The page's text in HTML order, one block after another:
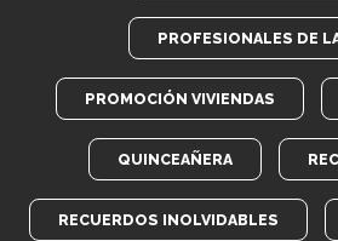
PROFESIONALES DE
PROMOCIÓN VIVIENDAS
QUINCEAÑERA
RECUERDOS INOLVIDABLES